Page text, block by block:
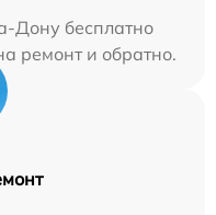
Дону бесплатно
ремонт и обратно.